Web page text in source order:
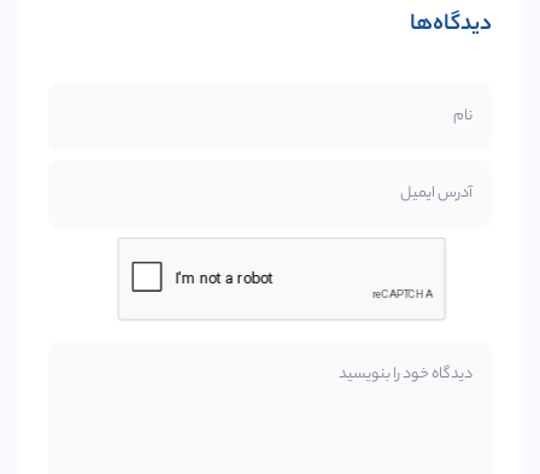
دیدگاه‌ها
نام
آدرس ایمیل
دیدگاه خود را بنویسید